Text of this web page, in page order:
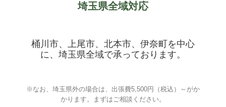
埼玉県全域対応
桶川市、上尾市、北本市、伊奈町を中心
に、埼玉県全域で承っております。
上尾市/朝霞市/入間市/寄居町/桶川市/春日
※なお、埼玉県外の場合は、出張費5,500円（税込）～がか
かります。まずはご相談ください。